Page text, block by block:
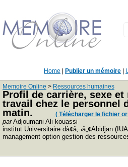
Home Publier un mémoire
Memoire Online > Ressources humaines
Profil de carrière, sexe et
travail chez le personnel
matin.
( Télécharger le fichier
parAdjoumani Ali kouassi
institut Universitaire dà¢â‚¬â„¢Abidjan
management option gestion des